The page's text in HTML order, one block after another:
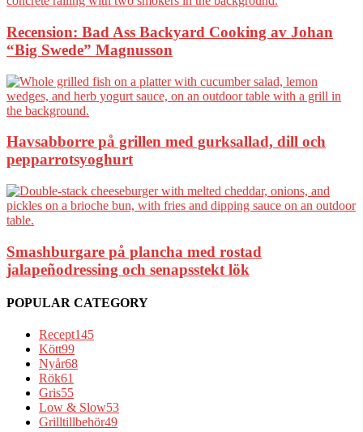
Recension: Bad Ass Backyard Cooking av Johan
“Big Swede” Magnusson
Havsabborre på grillen med gurksallad, dill och
pepparrotsyoghurt
Smashburgare på plancha med rostad
jalapeñodressing och senapsstekt lök
POPULAR CATEGORY
Recept145
Kött99
Nyår68
Rök61
Gris55
Low & Slow53
Grilltillbehör49